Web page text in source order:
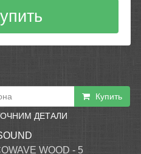
Купить
ДЕТАЛИ
WOOD - 5